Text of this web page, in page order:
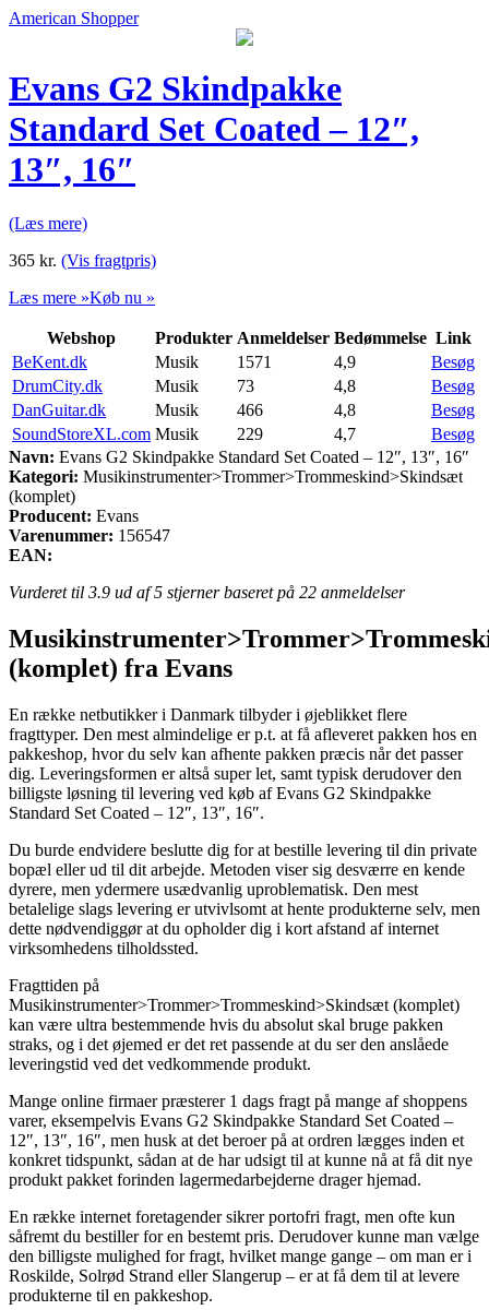
American Shopper
Evans G2 Skindpakke
Standard Set Coated – 12″,
13″, 16″
(Læs mere)
365 kr. (Vis fragtpris)
Læs mere »Køb nu »
Webshop Produkter Anmeldelser Bedømmelse Link
BeKent.dk
Musik 1571 4,9
Besøg
DrumCity.dk
Musik 73 4,8
Besøg
DanGuitar.dk
Musik 466 4,8
Besøg
SoundStoreXL.com Musik 229 4,7
Besøg
Navn: Evans G2 Skindpakke Standard Set Coated – 12″, 13″, 16″
Kategori: Musikinstrumenter>Trommer>Trommeskind>Skindsæt
(komplet)
Producent: Evans
Varenummer: 156547
EAN:
Vurderet til 3.9 ud af 5 stjerner baseret på 22 anmeldelser
(komplet) fra Evans
En række netbutikker i Danmark tilbyder i øjeblikket flere
fragttyper. Den mest almindelige er p.t. at få afleveret pakken hos en
pakkeshop, hvor du selv kan afhente pakken præcis når det passer
dig. Leveringsformen er altså super let, samt typisk derudover den
billigste løsning til levering ved køb af Evans G2 Skindpakke
Standard Set Coated – 12″, 13″, 16″.
Du burde endvidere beslutte dig for at bestille levering til din private
bopæl eller ud til dit arbejde. Metoden viser sig desværre en kende
dyrere, men ydermere usædvanlig uproblematisk. Den mest
betalelige slags levering er utvivlsomt at hente produkterne selv, men
dette nødvendiggør at du opholder dig i kort afstand af internet
virksomhedens tilholdssted.
Fragttiden på
Musikinstrumenter>Trommer>Trommeskind>Skindsæt (komplet)
kan være ultra bestemmende hvis du absolut skal bruge pakken
straks, og i det øjemed er det ret passende at du ser den anslåede
leveringstid ved det vedkommende produkt.
Mange online firmaer præsterer 1 dags fragt på mange af shoppens
varer, eksempelvis Evans G2 Skindpakke Standard Set Coated –
12″, 13″, 16″, men husk at det beroer på at ordren lægges inden et
konkret tidspunkt, sådan at de har udsigt til at kunne nå at få dit nye
produkt pakket forinden lagermedarbejderne drager hjemad.
En række internet foretagender sikrer portofri fragt, men ofte kun
såfremt du bestiller for en bestemt pris. Derudover kunne man vælge
den billigste mulighed for fragt, hvilket mange gange – om man er i
Roskilde, Solrød Strand eller Slangerup – er at få dem til at levere
produkterne til en pakkeshop.